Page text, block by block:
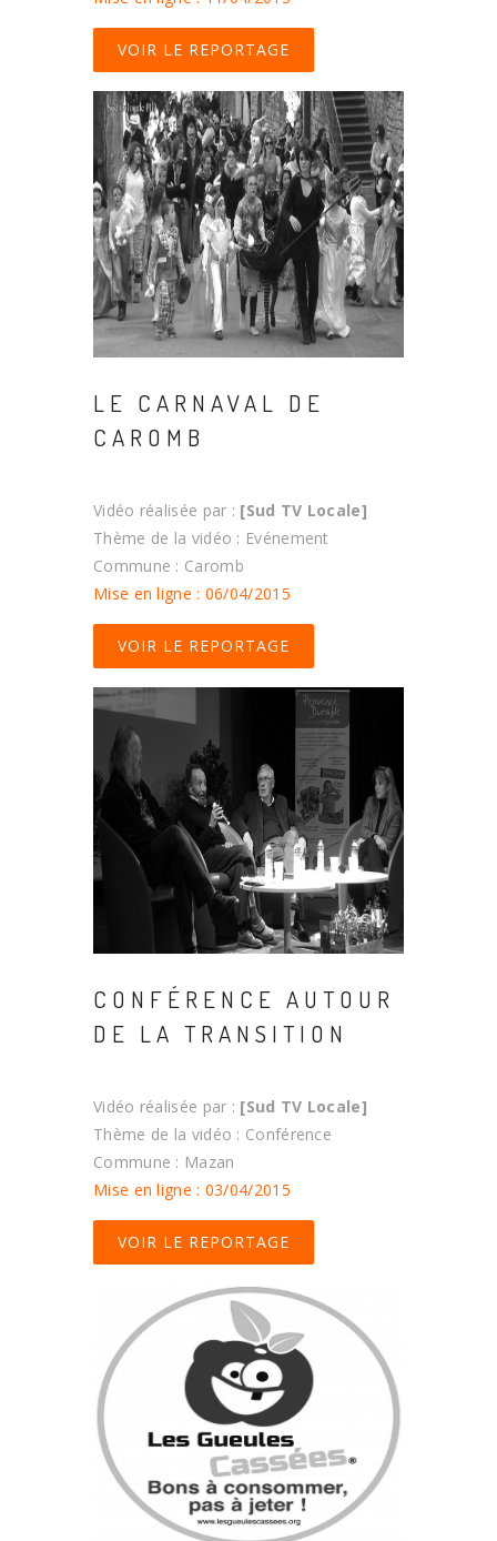
VOIR LE REPORTAGE
LE CARNAVAL DE
CAROMB
Vidéo réalisée par : [Sud TV Locale]
Thème de la vidéo : Evénement
Commune : Caromb
Mise en ligne : 06/04/2015
VOIR LE REPORTAGE
CONFÉRENCE AUTOUR
DE LA TRANSITION
Vidéo réalisée par : [Sud TV Locale]
Thème de la vidéo : Conférence
Commune : Mazan
Mise en ligne : 03/04/2015
VOIR LE REPORTAGE